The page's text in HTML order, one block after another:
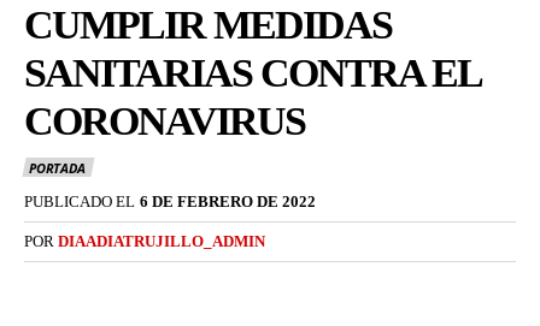
CUMPLIR MEDIDAS
SANITARIAS CONTRA EL
CORONAVIRUS
PORTADA
PUBLICADO EL 6 DE FEBRERO DE 2022
POR DIAADIATRUJILLO_ADMIN